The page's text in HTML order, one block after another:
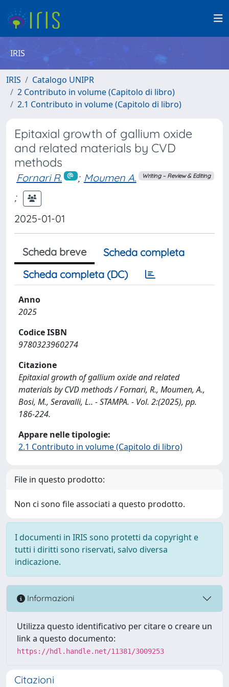
IRIS
IRIS
Catalogo UNIPR
2 Contributo in volume (Capitolo di libro)
2.1 Contributo in volume (Capitolo di libro)
Epitaxial growth of gallium oxide
and related materials by CVD
methods
Fornari R. ; Moumen A. Writing – Review & Editing
;
2025-01-01
Scheda breve
Scheda completa
Scheda completa (DC)
Anno
2025
Codice ISBN
9780323960274
Citazione
Epitaxial growth of gallium oxide and related
materials by CVD methods / Fornari, R., Moumen, A.,
Bosi, M., Seravalli, L.. - STAMPA. - Vol. 2:(2025), pp.
186-224.
Appare nelle tipologie:
2.1 Contributo in volume (Capitolo di libro)
File in questo prodotto:
Non ci sono file associati a questo prodotto.
I documenti in IRIS sono protetti da copyright e
tutti i diritti sono riservati, salvo diversa
indicazione.
Informazioni
Utilizza questo identificativo per citare o creare un
link a questo documento:
https://hdl.handle.net/11381/3009253
Citazioni